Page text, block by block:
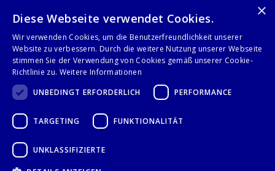
AGB
KONTAKT
Stalgast GmbH
28359 Bremen
+49 421 408844-0
×
Diese Webseite verwendet Cookies.
Wir verwenden Cookies, um die Benutzerfreundlichkeit unserer
Website zu verbessern. Durch die weitere Nutzung unserer Webseite
stimmen Sie der Verwendung von Cookies gemäß unserer Cookie-
Richtlinie zu. Weitere Informationen
UNBEDINGT ERFORDERLICH
PERFORMANCE
TARGETING FUNKTIONALITÄT
UNKLASSIFIZIERTE